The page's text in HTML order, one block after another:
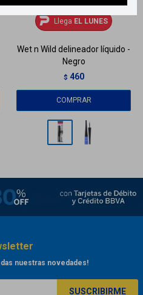
Llega EL LUNES
Wet n Wild delineador líquido -
Negro
$ 460
nuestras novedades!
SUSCRIBIRME